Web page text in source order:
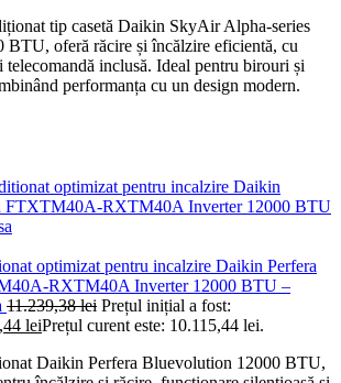
tip casetă Daikin SkyAir Alpha-series
oferă răcire și încălzire eficientă, cu
telecomandă inclusă. Ideal pentru birouri și
performanța cu un design modern.
optimizat pentru incalzire Daikin Perfera
RXTM40A Inverter 12000 BTU –
11.239,38lei Prețul inițial a fost:
leiPrețul curent este: 10.115,44 lei.
Daikin Perfera Bluevolution 12000 BTU,